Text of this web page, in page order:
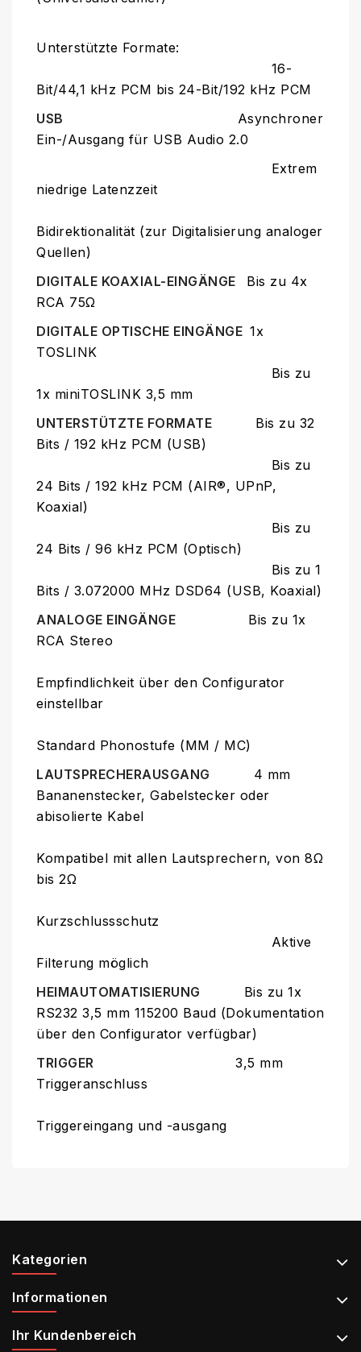
Unterstützte Formate:
16-
Bit/44,1 kHz PCM bis 24-Bit/192 kHz PCM
USB Asynchroner
Ein-/Ausgang für USB Audio 2.0
Extrem
niedrige Latenzzeit
Bidirektionalität (zur Digitalisierung analoger
Quellen)
DIGITALE KOAXIAL-EINGÄNGE Bis zu 4x
RCA 75Ω
DIGITALE OPTISCHE EINGÄNGE 1x
TOSLINK
Bis zu
1x miniTOSLINK 3,5 mm
UNTERSTÜTZTE FORMATE Bis zu 32
Bits / 192 kHz PCM (USB)
Bis zu
24 Bits / 192 kHz PCM (AIR®, UPnP,
Koaxial)
Bis zu
24 Bits / 96 kHz PCM (Optisch)
Bis zu 1
Bits / 3.072000 MHz DSD64 (USB, Koaxial)
ANALOGE EINGÄNGE Bis zu 1x
RCA Stereo
Empfindlichkeit über den Configurator
einstellbar
Standard Phonostufe (MM / MC)
LAUTSPRECHERAUSGANG 4 mm
Bananenstecker, Gabelstecker oder
abisolierte Kabel
Kompatibel mit allen Lautsprechern, von 8Ω
bis 2Ω
Kurzschlussschutz
Aktive
Filterung möglich
HEIMAUTOMATISIERUNG Bis zu 1x
RS232 3,5 mm 115200 Baud (Dokumentation
über den Configurator verfügbar)
TRIGGER 3,5 mm
Triggeranschluss
Triggereingang und -ausgang
Kategorien
Informationen
Ihr Kundenbereich